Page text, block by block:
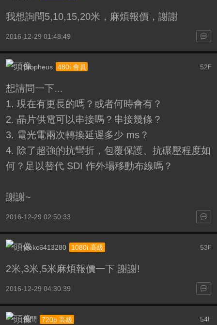
我想詢問5,10,15,20米，麻煩報價，謝謝
2016-12-29 01:48:49
52 F
Bropheus 480i 會員
想請問一下...
1. 現在有更長的嗎？或者何時會有？
2. 晶片供電可以串接嗎？串接幾條？
3. 電光電兩次轉換延遲多少 ms？
4. 除了超強的抗彎折，包覆保護、抗碾壓程度如
何？足以替代 SDI 作外場移動布線嗎？
謝謝~
2016-12-29 02:50:33
53 F
leekc6413280 1080i 高級
2米,3米,5米麻煩報價一下 謝謝!
2016-12-29 04:30:39
54F
風間 720p 高級